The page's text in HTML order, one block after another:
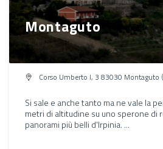
Montaguto
Corso Umberto I, 3 83030 Montaguto
Si sale e anche tanto ma ne vale la
metri di altitudine su uno sperone di
panorami più belli d'Irpinia. ...